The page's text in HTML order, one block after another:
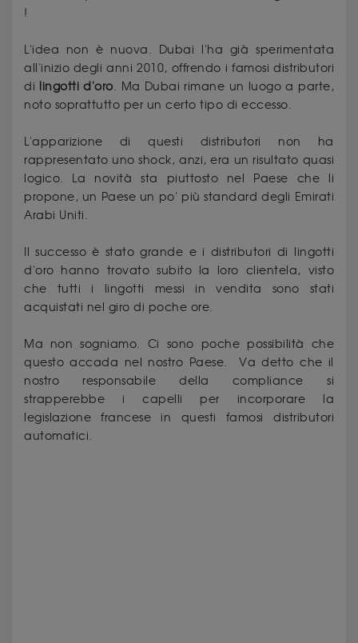
!
L'idea non è nuova. Dubai l'ha già sperimentata
all'inizio degli anni 2010, offrendo i famosi distributori
di
lingotti d'oro. Ma Dubai rimane un luogo a parte,
noto soprattutto per un certo tipo di eccesso.
L'apparizione di questi distributori non ha
rappresentato uno shock, anzi, era un risultato quasi
logico. La novità sta piuttosto nel Paese che li
propone, un Paese un po' più standard degli Emirati
Arabi Uniti.
Il successo è stato grande e i distributori di lingotti
d'oro hanno trovato subito la loro clientela, visto
che tutti i lingotti messi in vendita sono stati
acquistati nel giro di poche ore.
Ma non sogniamo. Ci sono poche possibilità che
questo accada nel nostro Paese. Va detto che il
nostro responsabile della compliance si
strapperebbe i capelli per incorporare la
legislazione francese in questi famosi distributori
automatici.